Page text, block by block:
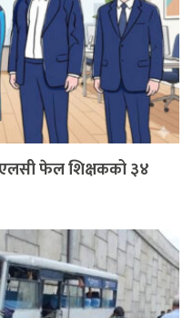
फेल शिक्षकको ३४